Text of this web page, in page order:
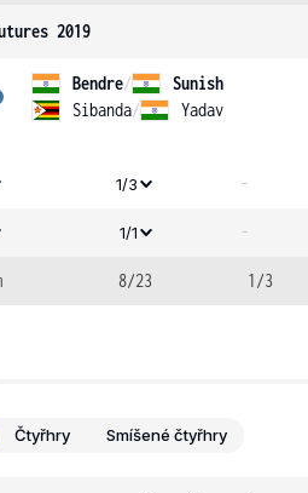
2019
Bendre/
Sunish
Sibanda/ Yadav
1/3 -
1/1 -
8/23 1/3
Čtyřhry Smíšené čtyřhry